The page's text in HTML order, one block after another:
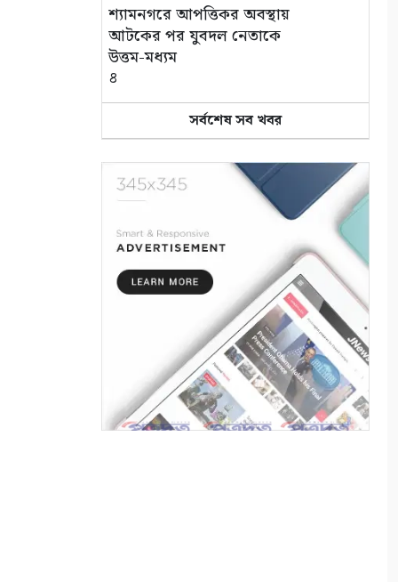
শ্যামনগরে আপত্তিকর অবস্থায়
আটকের পর যুবদল নেতাকে
উত্তম-মধ্যম
৪
খুলনায় বইপড়া কর্মসূচির পুরস্কার
বিতরণী অনুষ্ঠিত
৫
সাতক্ষীরায় পানিতে ডুবে শিশুর
মৃত্যু বেড়েই চলেছে
৬
প্রযুক্তি, সাংবাদিকতা এবং একটি
পুতুল নাচে বেঁচে থাকে বাংলার
লোকঐতিহ্য
সর্বশেষ সব খবর